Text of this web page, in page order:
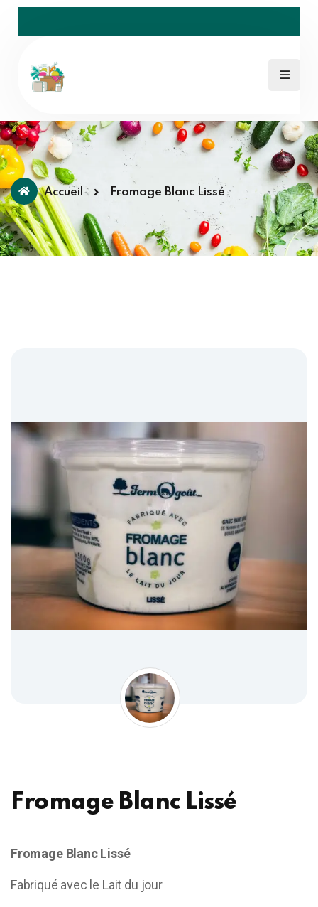
Accueil Fromage Blanc Lissé
Fromage Blanc Lissé
Fromage Blanc Lissé
Fabriqué avec le Lait du jour